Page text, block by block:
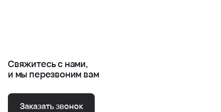
Свяжитесь с нами,
и мы перезвоним вам
Заказать звонок